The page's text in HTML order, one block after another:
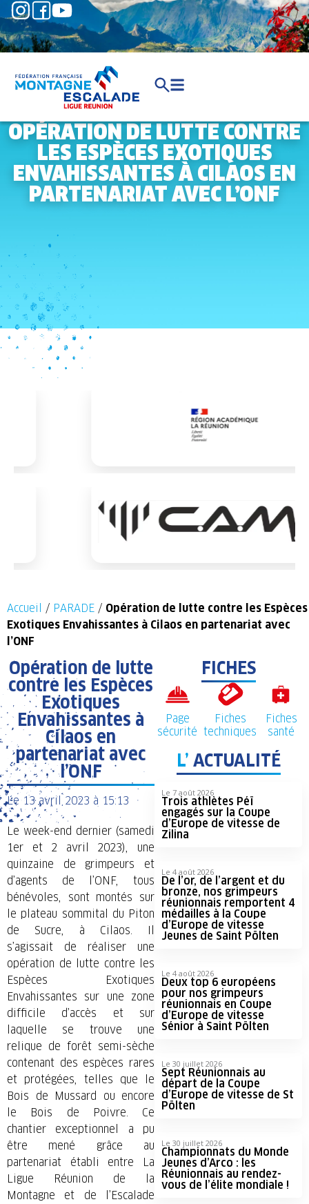
OPÉRATION DE LUTTE CONTRE
LES ESPÈCES EXOTIQUES
ENVAHISSANTES À CILAOS EN
PARTENARIAT AVEC L’ONF
Accueil / PARADE / Opération de lutte contre les Espèces
Exotiques Envahissantes à Cilaos en partenariat avec
l’ONF
Opération de lutte
contre les Espèces
Exotiques
Envahissantes à
Cilaos en
partenariat avec
l’ONF
Le 13 avril 2023 à 15:13
Le week-end dernier (samedi
1er et 2 avril 2023), une
quinzaine de grimpeurs et
d’agents de l’ONF, tous
bénévoles, sont montés sur
le plateau sommital du Piton
de Sucre, à Cilaos. Il
s’agissait de réaliser une
opération de lutte contre les
Espèces Exotiques
Envahissantes sur une zone
difficile d’accès et sur
laquelle se trouve une
relique de forêt semi-sèche
contenant des espèces rares
et protégées, telles que le
Bois de Mussard ou encore
le Bois de Poivre. Ce
chantier exceptionnel a pu
être mené grâce au
partenariat établi entre La
Ligue Réunion de la
Montagne et de l’Escalade
FICHES
Page
sécurité
Fiches
techniques
Fiches
santé
L’ ACTUALITÉ
Le 7 août 2026
Trois athlètes Péï
engagés sur la Coupe
d’Europe de vitesse de
Zilina
Le 4 août 2026
De l’or, de l’argent et du
bronze, nos grimpeurs
réunionnais remportent 4
médailles à la Coupe
d’Europe de vitesse
Jeunes de Saint Pölten
Le 4 août 2026
Deux top 6 européens
pour nos grimpeurs
réunionnais en Coupe
d’Europe de vitesse
Sénior à Saint Pölten
Le 30 juillet 2026
Sept Réunionnais au
départ de la Coupe
d’Europe de vitesse de St
Pölten
Le 30 juillet 2026
Championnats du Monde
Jeunes d’Arco : les
Réunionnais au rendez-
vous de l’élite mondiale !